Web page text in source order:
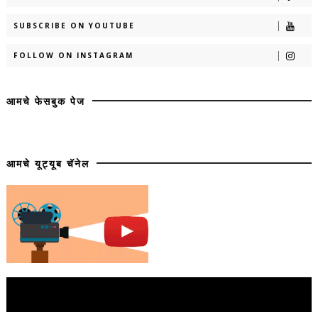
SUBSCRIBE ON YOUTUBE
FOLLOW ON INSTAGRAM
आमचे फेसबुक पेज
आमचे यूट्यूब चॅनेल